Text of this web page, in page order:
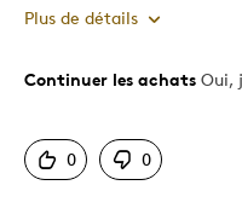
Plus de détails
Le pour
Motif attrayant
Continuer les achats Oui,
0 0